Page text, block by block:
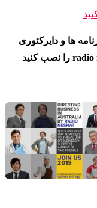
ها و دایرکتوری